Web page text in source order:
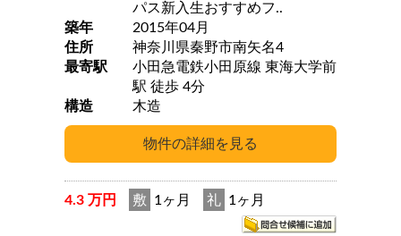
パス新入生おすすめフ..
築年
2015年04月
住所
神奈川県秦野市南矢名4
最寄駅
小田急電鉄小田原線 東海大学前
駅 徒歩 4分
構造
木造
4.3 万円 敷 1ヶ月 礼 1ヶ月